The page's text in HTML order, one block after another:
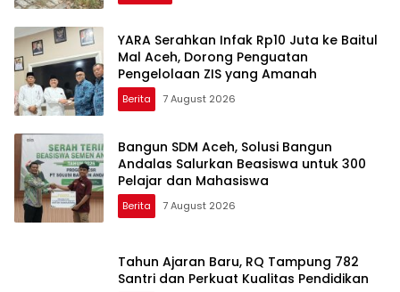
YARA Serahkan Infak Rp10 Juta ke Baitul
Mal Aceh, Dorong Penguatan
Pengelolaan ZIS yang Amanah
Berita 7 August 2026
Bangun SDM Aceh, Solusi Bangun
Andalas Salurkan Beasiswa untuk 300
Pelajar dan Mahasiswa
Berita 7 August 2026
Tahun Ajaran Baru, RQ Tampung 782
Santri dan Perkuat Kualitas Pendidikan